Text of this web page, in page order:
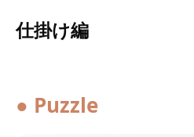
仕掛け編
● Puzzle